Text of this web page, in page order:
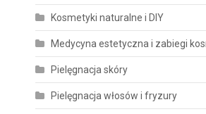
Kosmetyki naturalne i DIY
Medycyna estetyczna i zabiegi
Pielęgnacja skóry
Pielęgnacja włosów i fryzury